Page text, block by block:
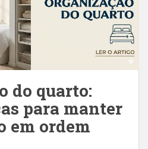
do quarto:
para manter
em ordem